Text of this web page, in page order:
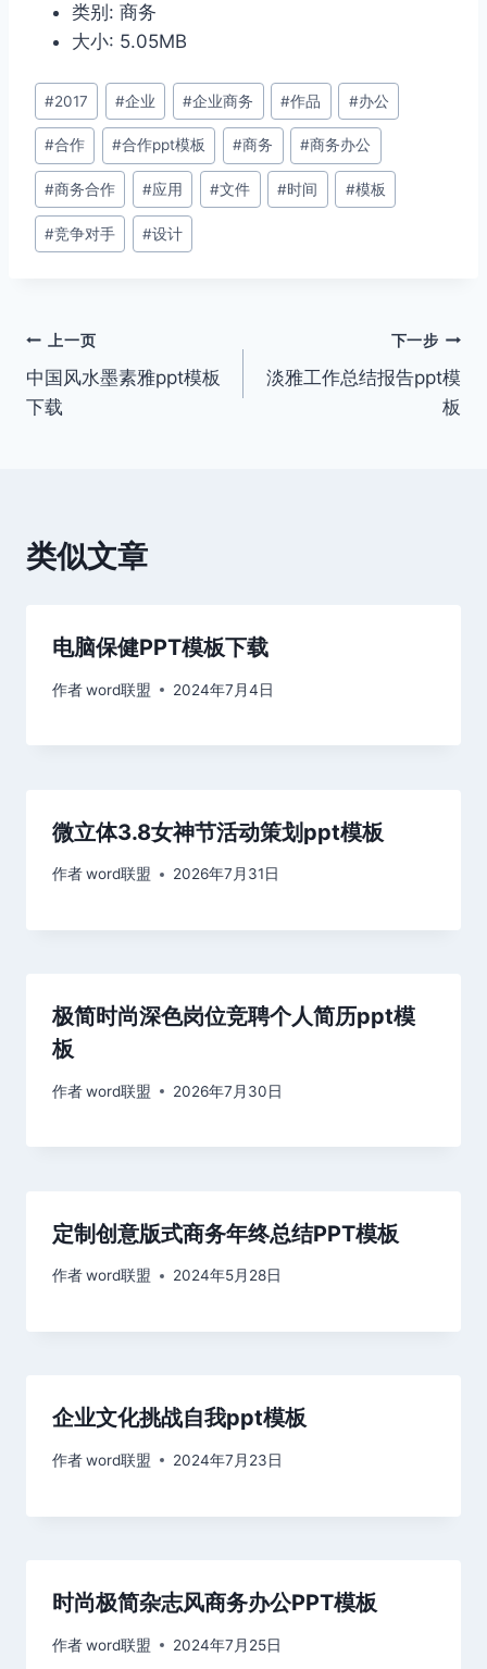
类别: 商务
大小: 5.05MB
文
章
标
签：
#2017 #企业 #企业商务 #作品 #办公
#合作 #合作ppt模板 #商务 #商务办公
#商务合作 #应用 #文件 #时间 #模板
#竞争对手 #设计
文
章
上一页
中国风水墨素雅ppt模板
下载
下一步
淡雅工作总结报告ppt模
板
类似文章
电脑保健PPT模板下载
作者word联盟 2024年7月4日
微立体3.8女神节活动策划ppt模板
作者word联盟 2026年7月31日
极简时尚深色岗位竞聘个人简历ppt模
板
作者word联盟 2026年7月30日
定制创意版式商务年终总结PPT模板
作者word联盟 2024年5月28日
企业文化挑战自我ppt模板
作者word联盟 2024年7月23日
时尚极简杂志风商务办公PPT模板
作者word联盟 2024年7月25日